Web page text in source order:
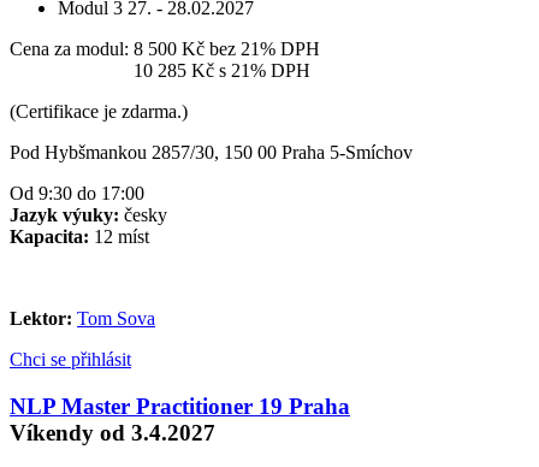
Modul 3 27. - 28.02.2027
Cena za modul: 8 500 Kč bez 21% DPH
10 285 Kč s 21% DPH
(Certifikace je zdarma.)
Pod Hybšmankou 2857/30, 150 00 Praha 5-Smíchov
Od 9:30 do 17:00
Jazyk výuky: česky
Kapacita: 12 míst
Lektor: Tom Sova
Chci se přihlásit
NLP Master Practitioner 19 Praha
Víkendy od 3.4.2027